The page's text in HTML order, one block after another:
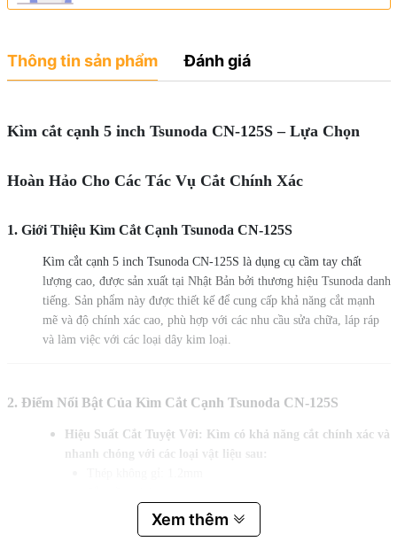
Thông tin sản phẩm Đánh giá
Kìm cắt cạnh 5 inch Tsunoda CN-125S – Lựa Chọn
Hoàn Hảo Cho Các Tác Vụ Cắt Chính Xác
1. Giới Thiệu Kìm Cắt Cạnh Tsunoda CN-125S
Kìm cắt cạnh 5 inch Tsunoda CN-125S là dụng cụ cầm tay chất
lượng cao, được sản xuất tại Nhật Bản bởi thương hiệu Tsunoda danh
tiếng. Sản phẩm này được thiết kế để cung cấp khả năng cắt mạnh
mẽ và độ chính xác cao, phù hợp với các nhu cầu sửa chữa, láp ráp
và làm việc với các loại dây kim loại.
2. Điểm Nổi Bật Của Kìm Cắt Cạnh Tsunoda CN-125S
Hiệu Suất Cắt Tuyệt Vời: Kìm có khả năng cắt chính xác và
nhanh chóng với các loại vật liệu sau:
Dây đồng: 2.6mm
Dây xoắn: 2.0mm
Xem thêm